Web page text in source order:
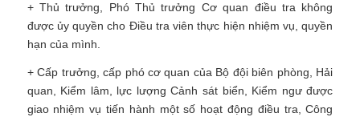
+ Thủ trưởng, Phó Thủ trưởng Cơ quan điều tra không
được ủy quyền cho Điều tra viên thực hiện nhiệm vụ, quyền
hạn của mình.
+ Cấp trưởng, cấp phó cơ quan của Bộ đội biên phòng, Hải
quan, Kiểm lâm, lực lượng Cảnh sát biển, Kiểm ngư được
giao nhiệm vụ tiến hành một số hoạt động điều tra, Công